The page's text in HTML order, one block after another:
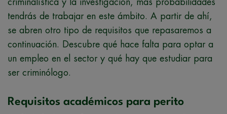
criminalística y la investigación, más probabilidades
tendrás de trabajar en este ámbito. A partir de ahí,
se abren otro tipo de requisitos que repasaremos a
continuación. Descubre qué hace falta para optar a
un empleo en el sector y qué hay que estudiar para
ser criminólogo.
Requisitos académicos para perito